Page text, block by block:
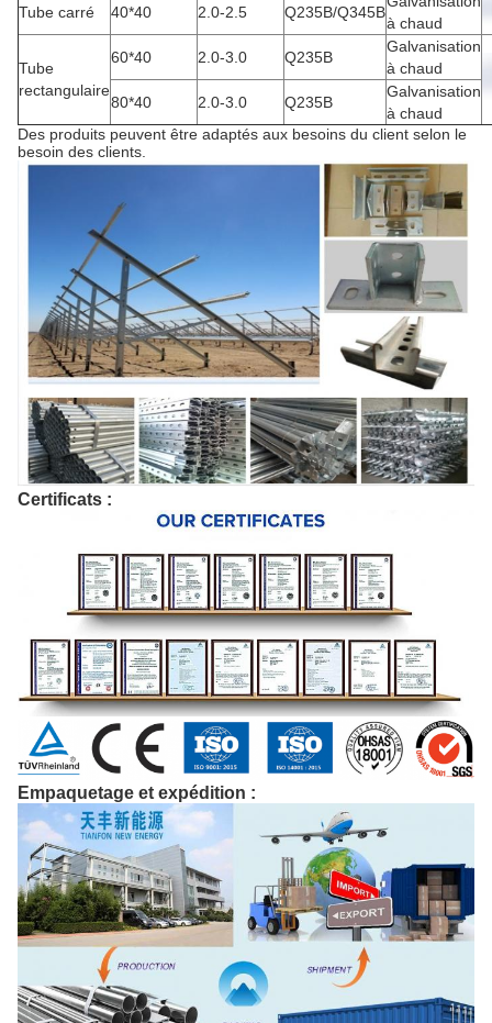
Tube carré 40*40 2.0-2.5 Q235B/Q345B
à chaud
Tube
rectangulaire
60*40 2.0-3.0 Q235B
Galvanisation
à chaud
80*40
2.0-3.0 Q235B
Galvanisation
à chaud
Des produits peuvent être adaptés aux besoins du client selon le
besoin des clients.
Certificats :
Empaquetage et expédition :